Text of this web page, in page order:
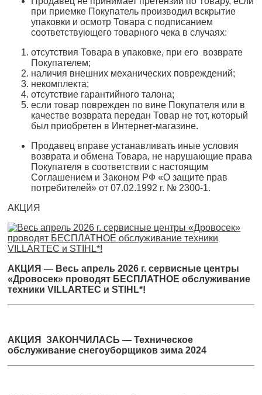
при приемке Покупатель производил вскрытие
упаковки и осмотр Товара с подписанием
соответствующего товарного чека в случаях:
отсутствия Товара в упаковке, при его возврате
Покупателем;
наличия внешних механических повреждений;
некомплекта;
отсутствие гарантийного талона;
если товар поврежден по вине Покупателя или в
качестве возврата передан Товар не тот, который
был приобретен в Интернет-магазине.
Продавец вправе устанавливать иные условия
возврата и обмена Товара, не нарушающие права
Покупателя в соответствии с настоящим
Соглашением и Законом РФ «О защите прав
потребителей» от 07.02.1992 г. № 2300-1.
АКЦИЯ
АКЦИЯ — Весь апрель 2026 г. сервисные центры
«Дровосек» проводят БЕСПЛАТНОЕ обслуживание
техники VILLARTEC и STIHL*!
АКЦИЯ ЗАКОНЧИЛАСЬ — Техническое
обслуживание снегоуборщиков зима 2024